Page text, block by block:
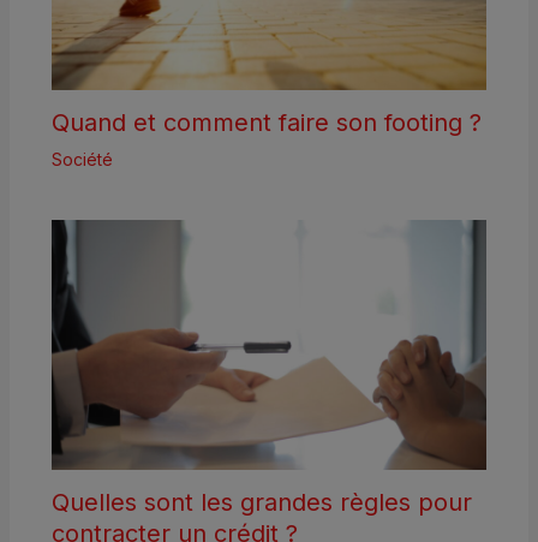
Quand et comment faire son footing ?
Société
Quelles sont les grandes règles pour
contracter un crédit ?